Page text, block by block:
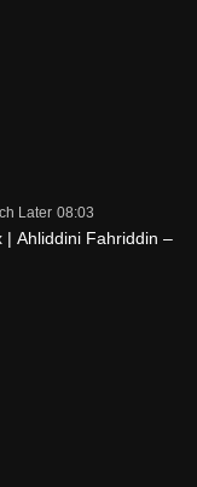
Later 08:03
Ahliddini Fahriddin –